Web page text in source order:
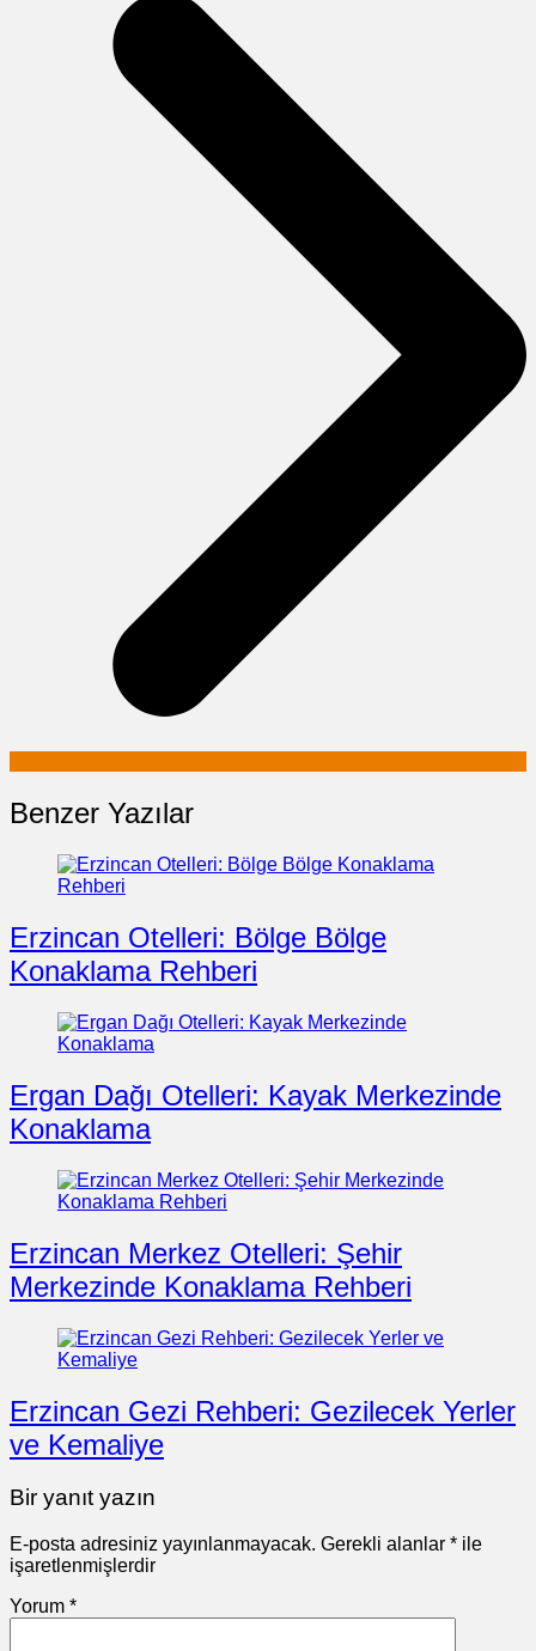
Benzer Yazılar
Erzincan Otelleri: Bölge Bölge
Konaklama Rehberi
Ergan Dağı Otelleri: Kayak Merkezinde
Konaklama
Erzincan Merkez Otelleri: Şehir
Merkezinde Konaklama Rehberi
Erzincan Gezi Rehberi: Gezilecek Yerler
ve Kemaliye
Bir yanıt yazın
E-posta adresiniz yayınlanmayacak. Gerekli alanlar * ile
işaretlenmişlerdir
Yorum *